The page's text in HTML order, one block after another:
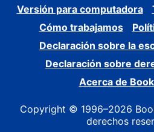
Versión para computadora
Cómo trabajamos
Declaración sobre la
Declaración sobre
Acerca de
Copyright © 1996–2026
derechos